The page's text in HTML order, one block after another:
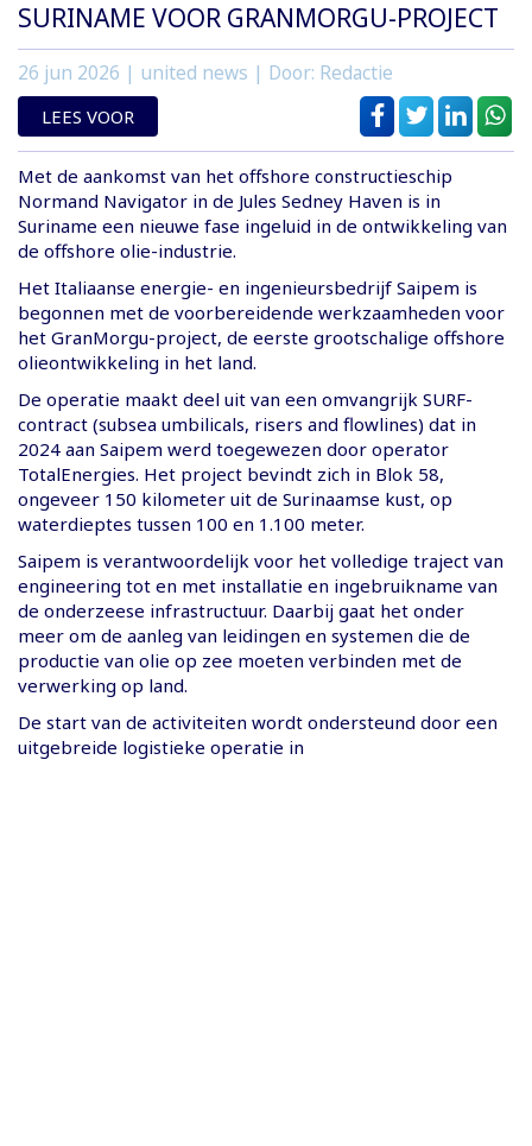
SURINAME VOOR GRANMORGU-PROJECT
26 jun 2026 | united news | Door: Redactie
LEES VOOR
Met de aankomst van het offshore constructieschip
Normand Navigator in de Jules Sedney Haven is in
Suriname een nieuwe fase ingeluid in de ontwikkeling van
de offshore olie-industrie.
Het Italiaanse energie- en ingenieursbedrijf Saipem is
begonnen met de voorbereidende werkzaamheden voor
het GranMorgu-project, de eerste grootschalige offshore
olieontwikkeling in het land.
De operatie maakt deel uit van een omvangrijk SURF-
contract (subsea umbilicals, risers and flowlines) dat in
2024 aan Saipem werd toegewezen door operator
TotalEnergies. Het project bevindt zich in Blok 58,
ongeveer 150 kilometer uit de Surinaamse kust, op
waterdieptes tussen 100 en 1.100 meter.
Saipem is verantwoordelijk voor het volledige traject van
engineering tot en met installatie en ingebruikname van
de onderzeese infrastructuur. Daarbij gaat het onder
meer om de aanleg van leidingen en systemen die de
productie van olie op zee moeten verbinden met de
verwerking op land.
De start van de activiteiten wordt ondersteund door een
uitgebreide logistieke operatie in